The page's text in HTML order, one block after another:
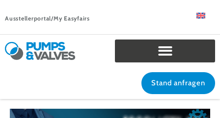
Ausstellerportal/My Easyfairs
Stand anfragen